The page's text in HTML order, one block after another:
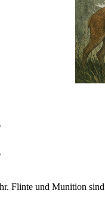
Flinte und Munition